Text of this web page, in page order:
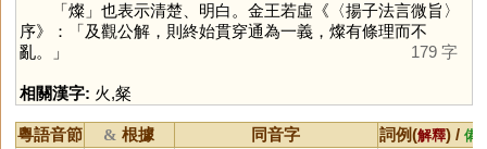
「燦」也表示清楚、明白。金王若虛《〈揚子法言微旨〉
序》：「及觀公解，則終始貫穿通為一義，燦有條理而不
亂。」
179 字
相關漢字: 火,粲
粵語音節 & 根據 同音字 詞例(解釋) / 備